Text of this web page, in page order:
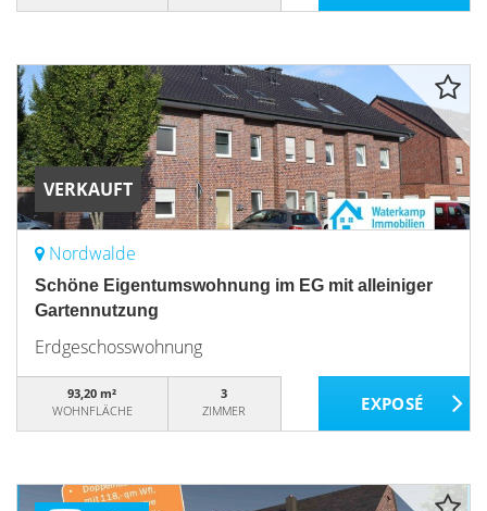
VERKAUFT
Nordwalde
Schöne Eigentumswohnung im EG mit alleiniger
Gartennutzung
Erdgeschosswohnung
93,20 m²
WOHNFLÄCHE
3
ZIMMER